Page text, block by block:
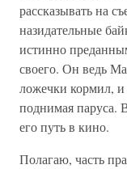
рассказывать на
назидательные
истинно
своего. Он ведь
ложечки кормил, и
поднимая паруса.
его путь в кино.
Полагаю, часть